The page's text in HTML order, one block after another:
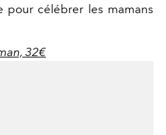
célébrer les mamans
32€